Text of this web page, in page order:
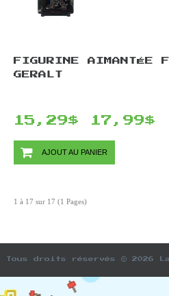
FIGURINE AIMANTÉE
GERALT
15,29$ 17,99$
AJOUT AU PANIER
1 à 17 sur 17 (1 Pages)
Tous droits réservés © 2026